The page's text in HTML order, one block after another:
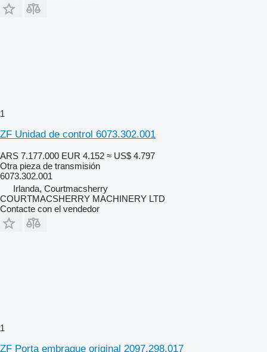
1
ZF Unidad de control 6073.302.001
ARS 7.177.000 EUR 4.152 ≈ US$ 4.797
Otra pieza de transmisión
6073.302.001
Irlanda, Courtmacsherry
COURTMACSHERRY MACHINERY LTD
Contacte con el vendedor
1
ZF Porta embrague original 2097.298.017